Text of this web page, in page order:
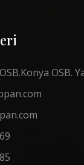
OSB.